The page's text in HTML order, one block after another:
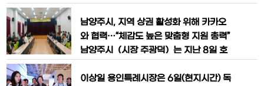
협약에 이어 두 번째로 마련된 자리다. 지
역 내 경로당과 기업‧단체를 연계해
장개척단 사전간담회를 개최했다.이천시
해외시장개척단 사업은 2017년에 동남아
시장개척단 파견을 시작으로 해외시장 개
위해 매년 2회 운영되고 있다. 글로벌 네
남양주시, 지역 상권 활성화 위해 카카오
와 협력…“체감도 높은 맞춤형 지원 총력”​
남양주시（시장 주광덕）는 지난 8일 호
오 프로젝트 단골 - 찾아가는 지역 상권
이상일 용인특례시장은 6일(현지시간) 독